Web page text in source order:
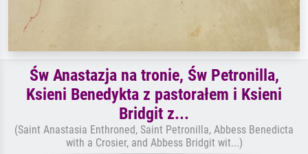
Św Anastazja na tronie, Św Petronilla,
Ksieni Benedykta z pastorałem i Ksieni
Bridgit z...
(Saint Anastasia Enthroned, Saint Petronilla, Abbess Benedicta
with a Crosier, and Abbess Bridgit wit...)